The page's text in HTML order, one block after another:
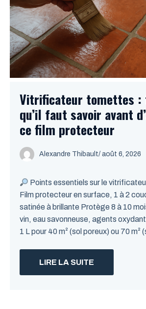
Vitrificateur tomettes :
qu’il faut savoir avant
ce film protecteur
Alexandre Thibault/ août 6, 2026
Points essentiels sur le
Film protecteur en surface, 1 à 2
satinée à brillante Protège 8 à 10
vin, eau savonneuse, agents
1 L pour 40 m² (sol poreux) ou 70 m²
LIRE LA SUITE